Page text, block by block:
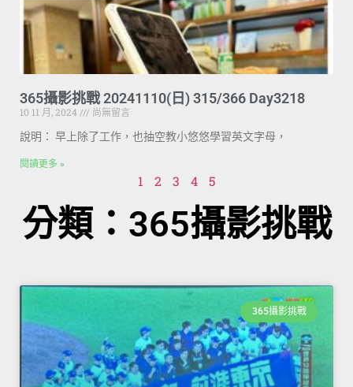
365攝影挑戰 20241110(日) 315/366 Day3218
10 11 月, 2024
尚無留言
說明： 早上除了工作，也抽空教小悠悠學習英文字母，
閱讀更多 »
1 2 3 4 5
分類：365攝影挑戰
365攝影挑戰